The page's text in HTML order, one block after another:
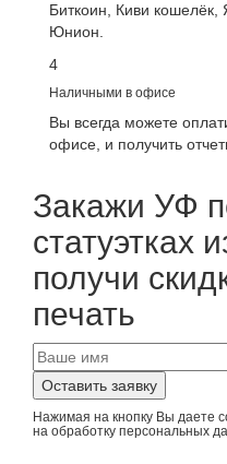
Биткоин, Киви кошелёк,
Юнион.
4
Наличными в офисе
Вы всегда можете
офисе, и получить
Закажи УФ
статуэтках
получи
печать
Нажимая на кнопку Вы даете
на обработку персональных